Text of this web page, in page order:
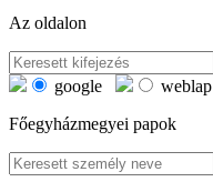
Az oldalon
google
weblap
Főegyházmegyei papok